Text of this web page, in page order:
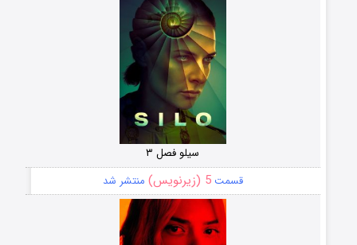
سیلو فصل ۳
قسمت5 (زیرنویس) منتشر شد